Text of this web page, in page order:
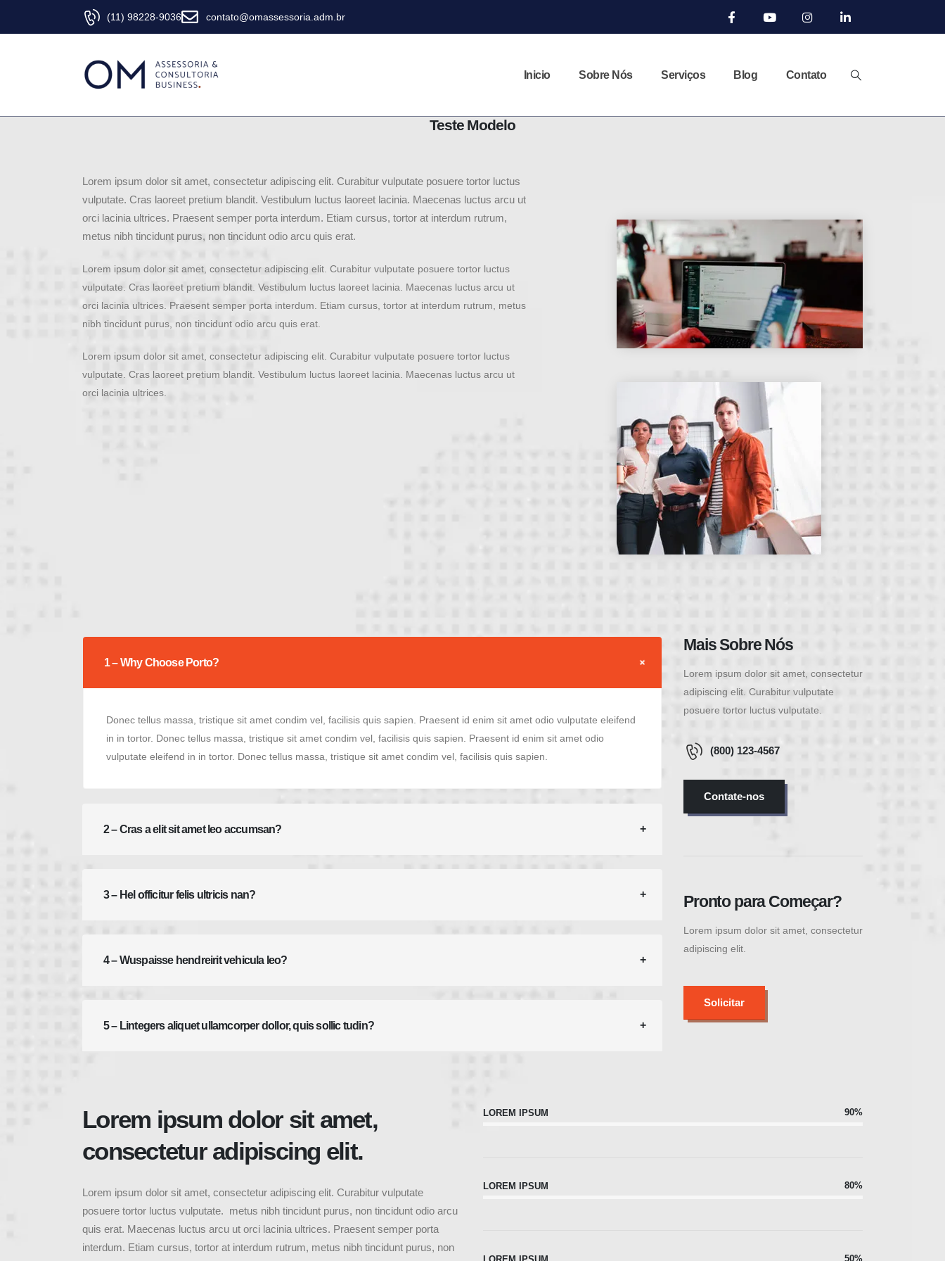
(11) 98228-9036 contato@omassessoria.adm.br
Inicio Sobre Nós Serviços Blog Contato
Teste Modelo
Lorem ipsum dolor sit amet, consectetur adipiscing elit. Curabitur vulputate posuere tortor luctus
vulputate. Cras laoreet pretium blandit. Vestibulum luctus laoreet lacinia. Maecenas luctus arcu ut
orci lacinia ultrices. Praesent semper porta interdum. Etiam cursus, tortor at interdum rutrum,
metus nibh tincidunt purus, non tincidunt odio arcu quis erat.
Lorem ipsum dolor sit amet, consectetur adipiscing elit. Curabitur vulputate posuere tortor luctus
vulputate. Cras laoreet pretium blandit. Vestibulum luctus laoreet lacinia. Maecenas luctus arcu ut
orci lacinia ultrices. Praesent semper porta interdum. Etiam cursus, tortor at interdum rutrum, metus
nibh tincidunt purus, non tincidunt odio arcu quis erat.
Lorem ipsum dolor sit amet, consectetur adipiscing elit. Curabitur vulputate posuere tortor luctus
vulputate. Cras laoreet pretium blandit. Vestibulum luctus laoreet lacinia. Maecenas luctus arcu ut
orci lacinia ultrices.
1 – Why Choose Porto?
Donec tellus massa, tristique sit amet condim vel, facilisis quis sapien. Praesent id enim sit amet odio vulputate eleifend
in in tortor. Donec tellus massa, tristique sit amet condim vel, facilisis quis sapien. Praesent id enim sit amet odio
vulputate eleifend in in tortor. Donec tellus massa, tristique sit amet condim vel, facilisis quis sapien.
2 – Cras a elit sit amet leo accumsan?
3 – Hel officitur felis ultricis nan?
4 – Wuspaisse hendreirit vehicula leo?
5 – Lintegers aliquet ullamcorper dollor, quis sollic tudin?
Mais Sobre Nós
Lorem ipsum dolor sit amet, consectetur
adipiscing elit. Curabitur vulputate
posuere tortor luctus vulputate.
(800) 123-4567
Contate-nos
Pronto para Começar?
Lorem ipsum dolor sit amet, consectetur
adipiscing elit.
Solicitar
Lorem ipsum dolor sit amet,
consectetur adipiscing elit.
Lorem ipsum dolor sit amet, consectetur adipiscing elit. Curabitur vulputate
posuere tortor luctus vulputate. metus nibh tincidunt purus, non tincidunt odio arcu
quis erat. Maecenas luctus arcu ut orci lacinia ultrices. Praesent semper porta
interdum. Etiam cursus, tortor at interdum rutrum, metus nibh tincidunt purus, non
LOREM IPSUM 90%
LOREM IPSUM 80%
50%